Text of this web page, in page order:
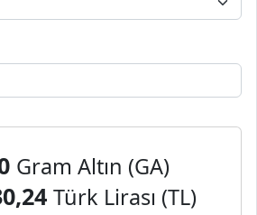
Gram Altın (GA)
Türk Lirası (TL)